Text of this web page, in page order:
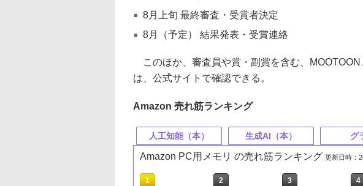
8月上旬 最終審査・受賞者決定
8月（予定） 結果発表・受賞連絡
このほか、審査員や賞・副賞を含む、MOOTOON
は、公式サイトで確認できる。
Amazon 売れ筋ランキング
人工知能（本）
1 2 3 4
生成AI（本）
1 2 3 4
グ
1 2 3 4
Amazon PC用メモリ の売れ筋ランキング 更新日時：
1 2 3 4